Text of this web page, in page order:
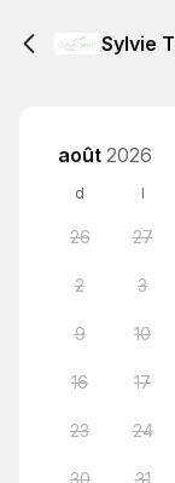
Sylvie
août 2026
d l
26 27
2 3
9 10
16 17
23 24
30 31